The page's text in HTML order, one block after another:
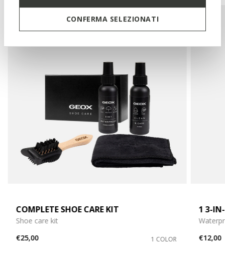
CONFERMA SELEZIONATI
COMPLETE SHOE CARE KIT
Shoe care kit
€25,00
1 COLOR
1 3-
€12,00